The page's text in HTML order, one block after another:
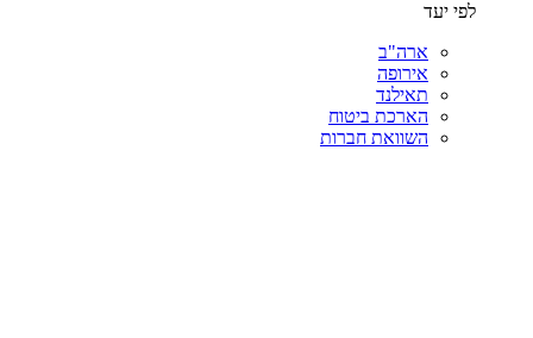
לפי יעד
ארה"ב
אירופה
תאילנד
הארכת ביטוח
השוואת חברות